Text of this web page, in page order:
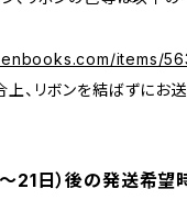
items/
、リボンを結ばずにお
21日）後の発送希望